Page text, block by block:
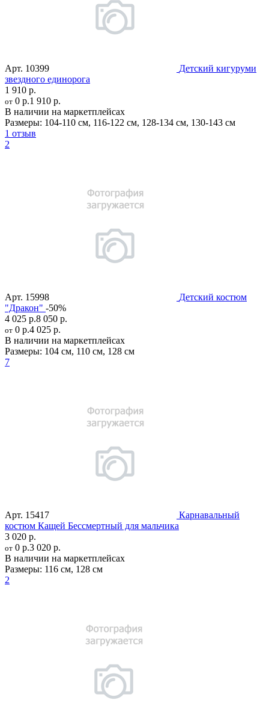
Арт. 10399
Детский кигуруми
звездного единорога
1 910 р.
от 0 р.1 910 р.
В наличии на маркетплейсах
Размеры: 104-110 см, 116-122 см, 128-134 см, 130-143 см
1 отзыв
2
Арт. 15998
Детский костюм
"Дракон" -50%
4 025 р.8 050 р.
от 0 р.4 025 р.
В наличии на маркетплейсах
Размеры: 104 см, 110 см, 128 см
7
Арт. 15417
Карнавальный
костюм Кащей Бессмертный для мальчика
3 020 р.
от 0 р.3 020 р.
В наличии на маркетплейсах
Размеры: 116 см, 128 см
2